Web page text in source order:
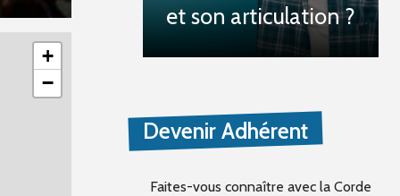
+
−
et son articulation ?
Devenir Adhérent
Faites-vous connaître avec la Corde